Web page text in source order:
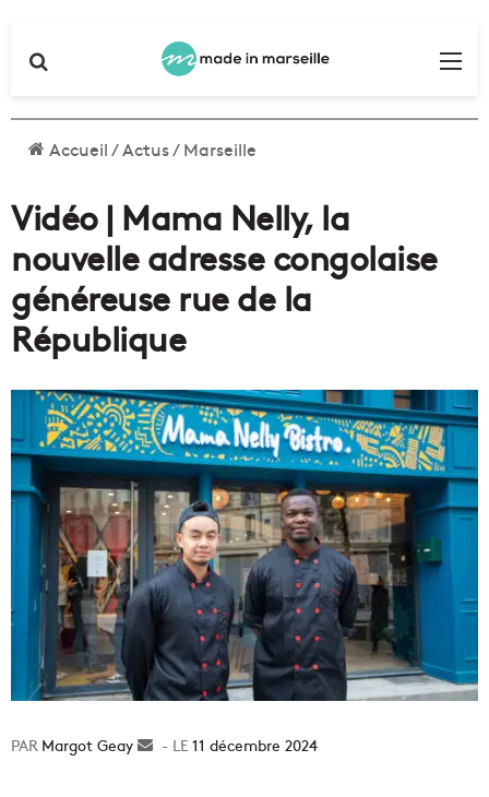
Accueil/Actus/Marseille
Vidéo | Mama Nelly, la
nouvelle adresse congolaise
généreuse rue de la
République
Margot Geay
Envoyer11 décembre 2024